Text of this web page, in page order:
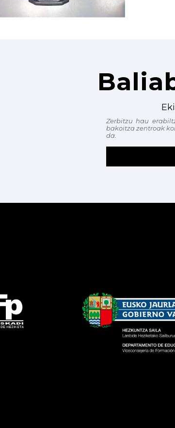
Zerbitzu hau
bakoitza zentroak
da.